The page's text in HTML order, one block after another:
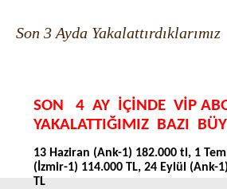
Son 3 Ayda Yakalattırdıklarımız
SON 4 AY İÇİNDE VİP
YAKALATTIĞIMIZ BAZI
13 Haziran (Ank-1) 182.000 tl, 1
(İzmir-1) 114.000 TL, 24 Eylül (Ank-
TL